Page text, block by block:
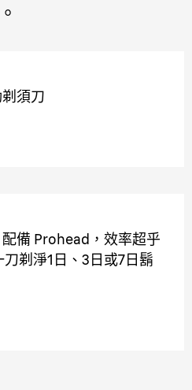
須刀
備 Prohead，效率超乎
剃淨1日、3日或7日鬍